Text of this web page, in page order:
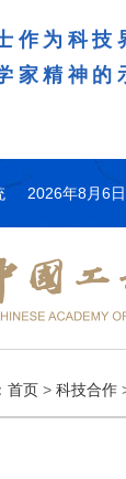
作为科技
家精神的
2026年8月6
首页> 科技合作